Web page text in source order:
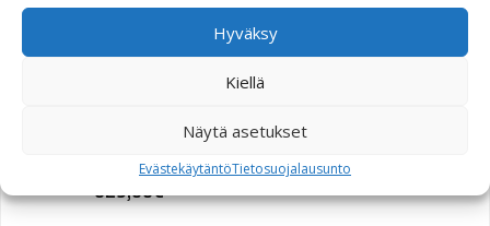
Hyväksy
Kiellä
Näytä asetukset
EvästekäytäntöTietosuojalausunto
629,00€